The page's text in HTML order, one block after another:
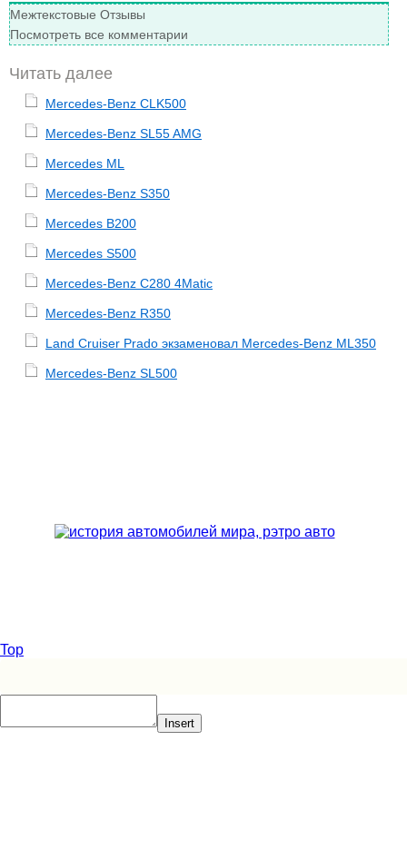
Межтекстовые Отзывы
Посмотреть все комментарии
Читать далее
Mercedes-Benz CLK500
Mercedes-Benz SL55 AMG
Mercedes ML
Mercedes-Benz S350
Mercedes B200
Mercedes S500
Mercedes-Benz C280 4Matic
Mercedes-Benz R350
Land Cruiser Prado экзаменовал Mercedes-Benz ML350
Mercedes-Benz SL500
Top
Insert